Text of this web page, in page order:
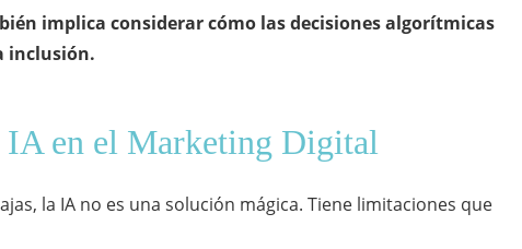
implica considerar cómo las decisiones algorítmicas
inclusión.
IA en el Marketing Digital
la IA no es una solución mágica. Tiene limitaciones que